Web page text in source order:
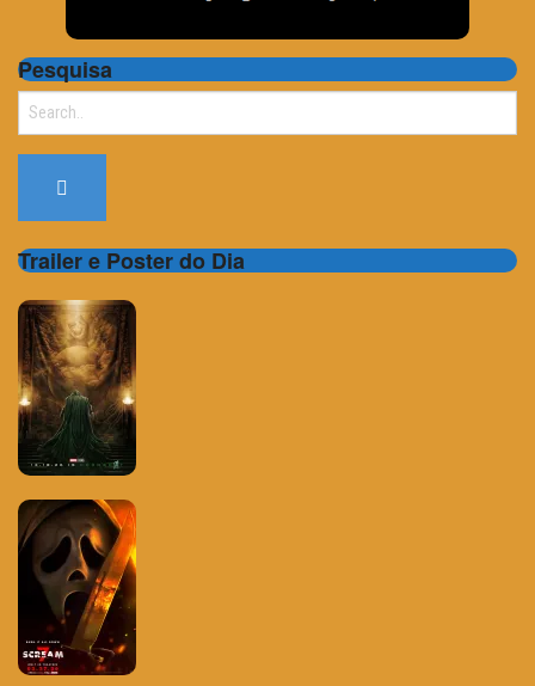
Pesquisa
Search
Trailer e Poster do Dia